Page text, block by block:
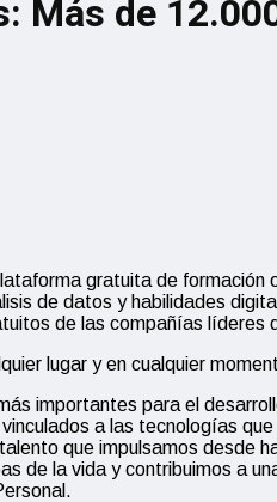
Más de
gratuita de
de datos y habilidades
de las compañías líderes
lugar y en cualquier
importantes para el
a las tecnologías
que impulsamos desde
de la vida y contribuimos a